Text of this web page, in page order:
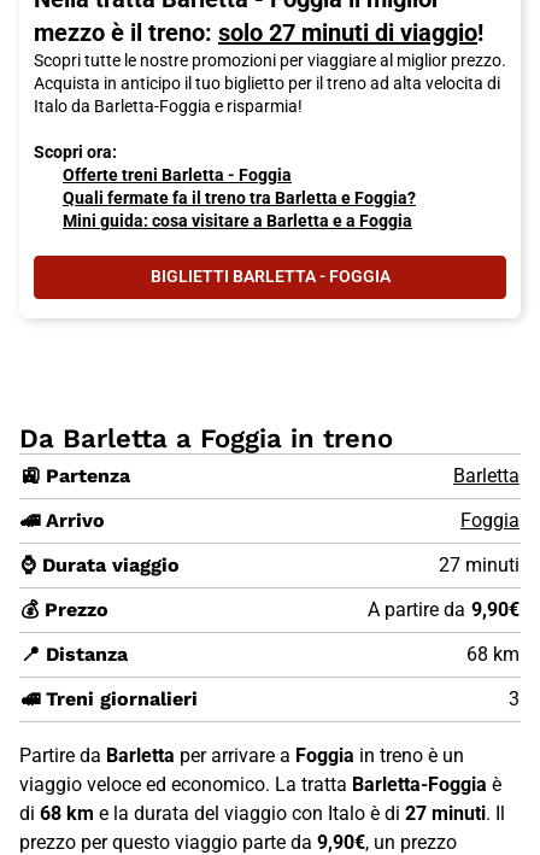
mezzo è il treno: solo 27 minuti di viaggio!
Scopri tutte le nostre promozioni per viaggiare al miglior prezzo.
Acquista in anticipo il tuo biglietto per il treno ad alta velocita di
Italo da Barletta-Foggia e risparmia!
Scopri ora:
Offerte treni Barletta - Foggia
Quali fermate fa il treno tra Barletta e Foggia?
Mini guida: cosa visitare a Barletta e a Foggia
BIGLIETTI BARLETTA - FOGGIA
Da Barletta a Foggia in treno
🚉 Partenza
Barletta
🚄 Arrivo
Foggia
⌚ Durata viaggio
27 minuti
💰 Prezzo
A partire da 9,90€
📍 Distanza
68 km
🚅 Treni giornalieri
3
Partire da Barletta per arrivare a Foggia in treno è un
viaggio veloce ed economico. La tratta Barletta-Foggia è
di 68 km e la durata del viaggio con Italo è di 27 minuti. Il
prezzo per questo viaggio parte da 9,90€, un prezzo